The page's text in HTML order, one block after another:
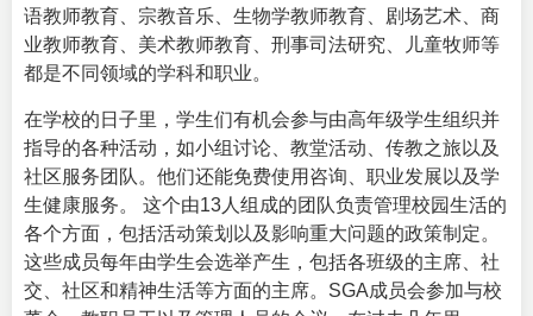
语教师教育、宗教音乐、生物学教师教育、剧场艺术、商
业教师教育、美术教师教育、刑事司法研究、儿童牧师等
都是不同领域的学科和职业。
在学校的日子里，学生们有机会参与由高年级学生组织并
指导的各种活动，如小组讨论、教堂活动、传教之旅以及
社区服务团队。他们还能免费使用咨询、职业发展以及学
生健康服务。 这个由13人组成的团队负责管理校园生活的
各个方面，包括活动策划以及影响重大问题的政策制定。
这些成员每年由学生会选举产生，包括各班级的主席、社
交、社区和精神生活等方面的主席。SGA成员会参加与校